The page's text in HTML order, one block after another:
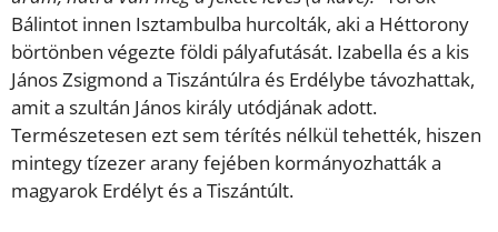
Bálintot innen Isztambulba hurcolták, aki a Héttorony
börtönben végezte földi pályafutását. Izabella és a kis
János Zsigmond a Tiszántúlra és Erdélybe távozhattak,
amit a szultán János király utódjának adott.
Természetesen ezt sem térítés nélkül tehették, hiszen
mintegy tízezer arany fejében kormányozhatták a
magyarok Erdélyt és a Tiszántúlt.